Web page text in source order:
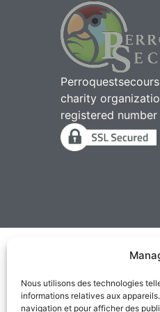
Nous utilisons des technologies
informations relatives aux
navigation et pour afficher des
charity
registered